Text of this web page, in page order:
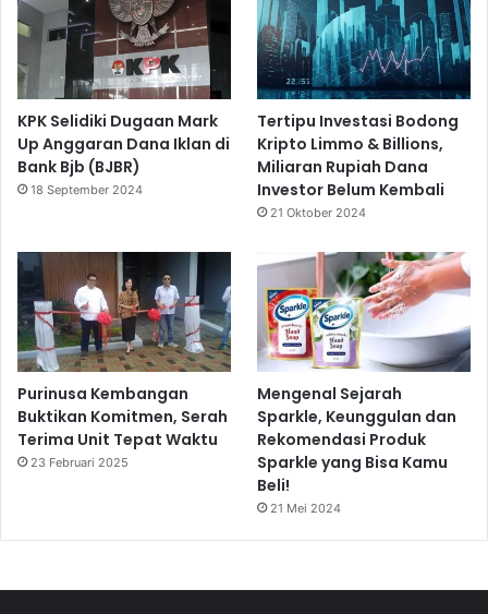
KPK Selidiki Dugaan Mark
Up Anggaran Dana Iklan di
Bank Bjb (BJBR)
18 September 2024
Tertipu Investasi Bodong
Kripto Limmo & Billions,
Miliaran Rupiah Dana
Investor Belum Kembali
21 Oktober 2024
Purinusa Kembangan
Buktikan Komitmen, Serah
Terima Unit Tepat Waktu
23 Februari 2025
Mengenal Sejarah
Sparkle, Keunggulan dan
Rekomendasi Produk
Sparkle yang Bisa Kamu
Beli!
21 Mei 2024